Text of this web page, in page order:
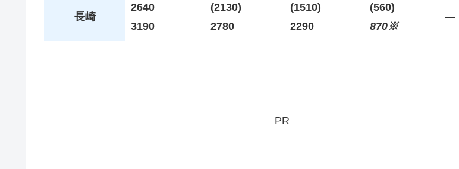
長崎
2640
3190
(2130)
2780
(1510)
2290
(560)
870※
—
PR